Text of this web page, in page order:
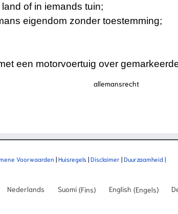
of in iemands tuin;
eigendom zonder toestemming;
een motorvoertuig over
Voorwaarden | Huisregels | Disclaimer | Duurzaamheid |
Nederlands Suomi (Fins) English (Engels)